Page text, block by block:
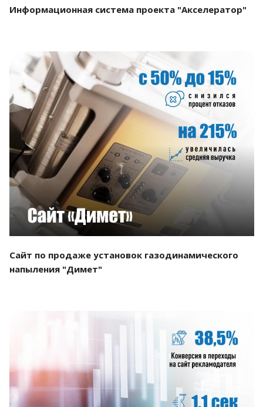
Информационная система проекта "Акселератор"
Смотреть проект
Сайт по продаже установок газодинамического
напыления "Димет"